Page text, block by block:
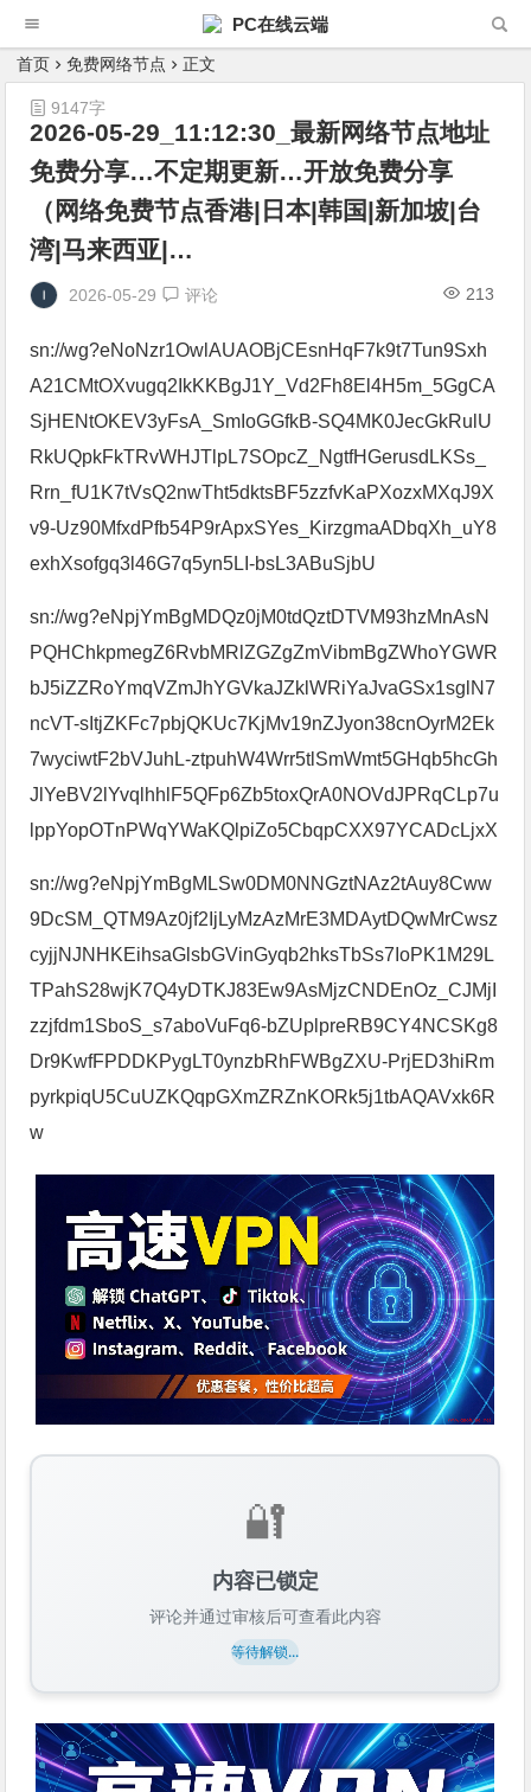
PC在线云端
首页 免费网络节点 正文
2026-05-29_11:12:30_最新网络节点地址
免费分享…不定期更新…开放免费分享
（网络免费节点香港|日本|韩国|新加坡|台
湾|马来西亚|…
2026-05-29 评论 213
9147字
sn://wg?eNoNzr1OwlAUAOBjCEsnHqF7k9t7Tun9Sxh
A21CMtOXvugq2IkKKBgJ1Y_Vd2Fh8El4H5m_5GgCA
SjHENtOKEV3yFsA_SmIoGGfkB-SQ4MK0JecGkRulU
RkUQpkFkTRvWHJTlpL7SOpcZ_NgtfHGerusdLKSs_
Rrn_fU1K7tVsQ2nwTht5dktsBF5zzfvKaPXozxMXqJ9X
v9-Uz90MfxdPfb54P9rApxSYes_KirzgmaADbqXh_uY8
exhXsofgq3l46G7q5yn5LI-bsL3ABuSjbU
sn://wg?eNpjYmBgMDQz0jM0tdQztDTVM93hzMnAsN
PQHChkpmegZ6RvbMRlZGZgZmVibmBgZWhoYGWR
bJ5iZZRoYmqVZmJhYGVkaJZklWRiYaJvaGSx1sglN7
ncVT-sItjZKFc7pbjQKUc7KjMv19nZJyon38cnOyrM2Ek
7wyciwtF2bVJuhL-ztpuhW4Wrr5tlSmWmt5GHqb5hcGh
JlYeBV2lYvqlhhlF5QFp6Zb5toxQrA0NOVdJPRqCLp7u
lppYopOTnPWqYWaKQlpiZo5CbqpCXX97YCADcLjxX
sn://wg?eNpjYmBgMLSw0DM0NNGztNAz2tAuy8Cww
9DcSM_QTM9Az0jf2IjLyMzAzMrE3MDAytDQwMrCwsz
cyjjNJNHKEihsaGlsbGVinGyqb2hksTbSs7IoPK1M29L
TPahS28wjK7Q4yDTKJ83Ew9AsMjzCNDEnOz_CJMjI
zzjfdm1SboS_s7aboVuFq6-bZUplpreRB9CY4NCSKg8
Dr9KwfFPDDKPygLT0ynzbRhFWBgZXU-PrjED3hiRm
pyrkpiqU5CuUZKQqpGXmZRZnKORk5j1tbAQAVxk6R
w
🔐
内容已锁定
评论并通过审核后可查看此内容
等待解锁...